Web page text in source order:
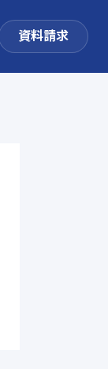
資料請求